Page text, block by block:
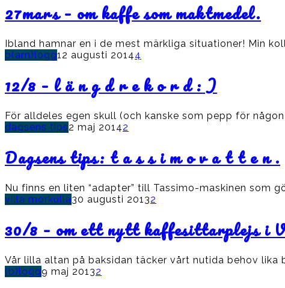
27mars – om kaffe som maktmedel.
Ibland hamnar en i de mest märkliga situationer! Min
b(arn)logg12 augusti 20144
12/8 – l ä n g d r e k o r d : )
För alldeles egen skull (och kanske som pepp för
dagsens tips2 maj 20142
Dagsens tips: t a s s i m o v a t t e n .
Nu finns en liten “adapter” till Tassimo-maskinen som
villa morkulla30 augusti 20132
30/8 – om ett nytt kaffesittarplejs
Vår lilla altan på baksidan täcker vårt nutida behov lika
(b)logg9 maj 20132